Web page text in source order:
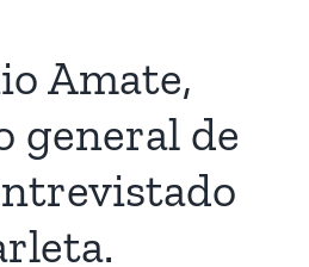
Amate,
general de